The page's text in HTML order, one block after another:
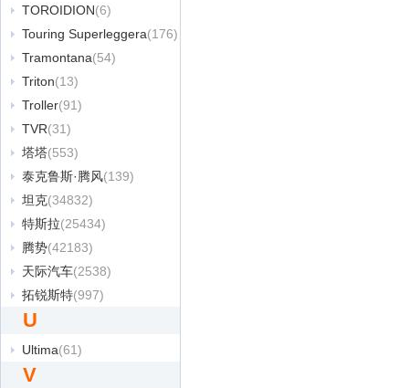
TOROIDION(6)
Touring Superleggera(176)
Tramontana(54)
Triton(13)
Troller(91)
TVR(31)
塔塔(553)
泰克鲁斯·腾风(139)
坦克(34832)
特斯拉(25434)
腾势(42183)
天际汽车(2538)
拓锐斯特(997)
U
Ultima(61)
V